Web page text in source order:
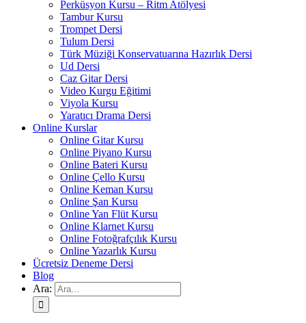
Perküsyon Kursu – Ritm Atölyesi
Tambur Kursu
Trompet Dersi
Tulum Dersi
Türk Müziği Konservatuarına Hazırlık Dersi
Ud Dersi
Caz Gitar Dersi
Video Kurgu Eğitimi
Viyola Kursu
Yaratıcı Drama Dersi
Online Kurslar
Online Gitar Kursu
Online Piyano Kursu
Online Bateri Kursu
Online Çello Kursu
Online Keman Kursu
Online Şan Kursu
Online Yan Flüt Kursu
Online Klarnet Kursu
Online Fotoğrafçılık Kursu
Online Yazarlık Kursu
Ücretsiz Deneme Dersi
Blog
Ara: